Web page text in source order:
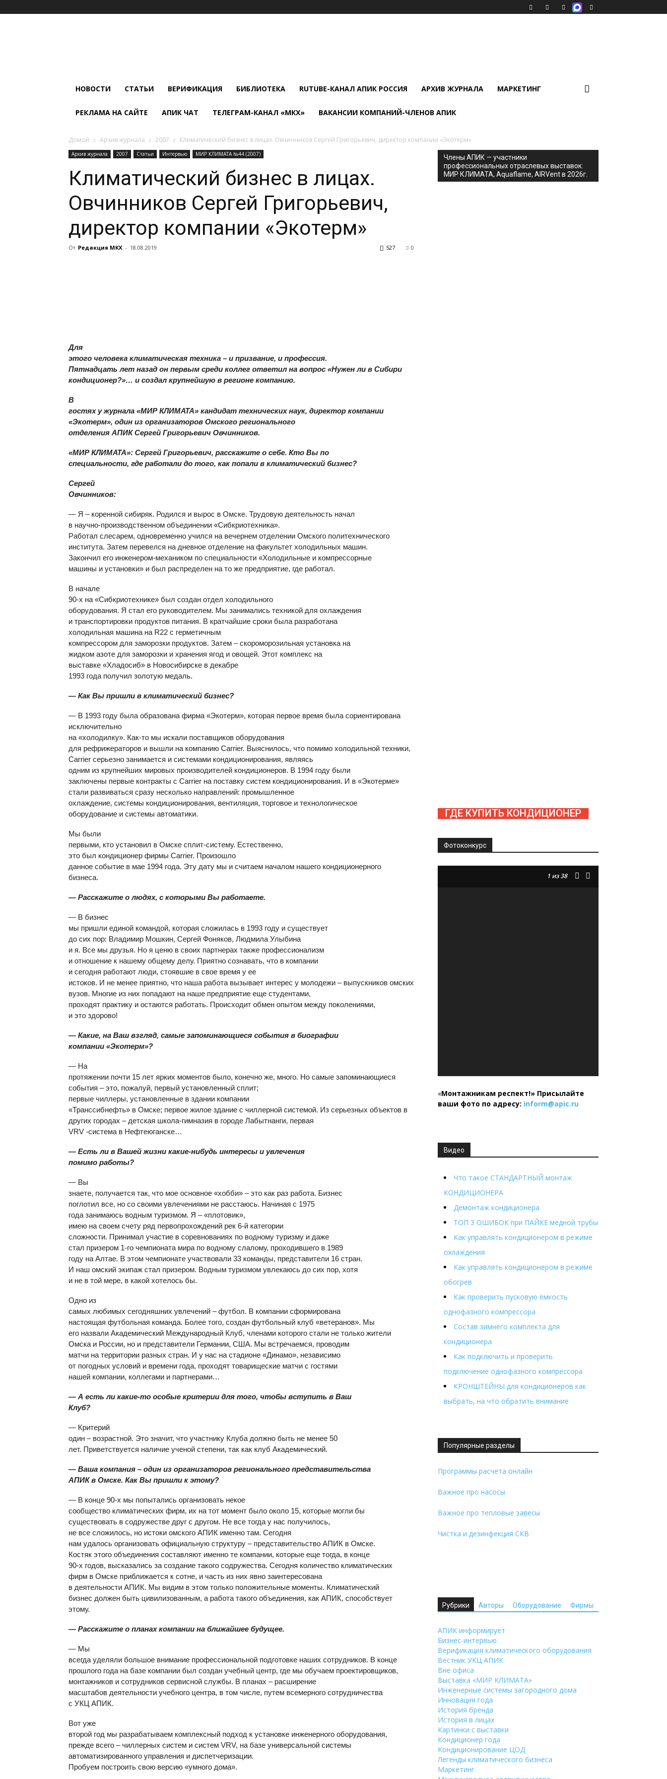
НОВОСТИ СТАТЬИ ВЕРИФИКАЦИЯ БИБЛИОТЕКА RUTUBE-КАНАЛ АПИК РОССИЯ АРХИВ ЖУРНАЛА МАРКЕТИНГ
РЕКЛАМА НА САЙТЕ АПИК ЧАТ ТЕЛЕГРАМ-КАНАЛ «МКХ» ВАКАНСИИ КОМПАНИЙ-ЧЛЕНОВ АПИК
Домой Архив журнала 2007 Климатический бизнес в лицах. Овчинников Сергей Григорьевич, директор компании «Экотерм»
Архив журнала 2007 Статьи Интервью МИР КЛИМАТА №44 (2007)
Климатический бизнес в лицах.
Овчинников Сергей Григорьевич,
директор компании «Экотерм»
От Редакция МКХ - 18.08.2019 0
527
Для
этого человека климатическая техника – и призвание, и профессия.
Пятнадцать лет назад он первым среди коллег ответил на вопрос «Нужен ли в Сибири
кондиционер?»… и создал крупнейшую в регионе компанию.
В
гостях у журнала «МИР КЛИМАТА» кандидат технических наук, директор компании
«Экотерм», один из организаторов Омского регионального
отделения АПИК Сергей Григорьевич Овчинников.
«МИР КЛИМАТА»: Сергей Григорьевич, расскажите о себе. Кто Вы по
специальности, где работали до того, как попали в климатический бизнес?
Сергей
Овчинников:
— Я – коренной сибиряк. Родился и вырос в Омске. Трудовую деятельность начал
в научно-производственном объединении «Сибкриотехника».
Работал слесарем, одновременно учился на вечернем отделении Омского политехнического
института. Затем перевелся на дневное отделение на факультет холодильных машин.
Закончил его инженером-механиком по специальности «Холодильные и компрессорные
машины и установки» и был распределен на то же предприятие, где работал.
В начале
90-х на «Сибкриотехнике» был создан отдел холодильного
оборудования. Я стал его руководителем. Мы занимались техникой для охлаждения
и транспортировки продуктов питания. В кратчайшие сроки была разработана
холодильная машина на R22 с герметичным
компрессором для заморозки продуктов. Затем – скороморозильная установка на
жидком азоте для заморозки и хранения ягод и овощей. Этот комплекс на
выставке «Хладосиб» в Новосибирске в декабре
1993 года получил золотую медаль.
— Как Вы пришли в климатический бизнес?
— В 1993 году была образована фирма «Экотерм», которая первое время была сориентирована
исключительно
на «холодилку». Как-то мы искали поставщиков оборудования
для рефрижераторов и вышли на компанию Carrier. Выяснилось, что помимо холодильной техники,
Carrier серьезно занимается и системами кондиционирования, являясь
одним из крупнейших мировых производителей кондиционеров. В 1994 году были
заключены первые контракты с Carrier на поставку систем кондиционирования. И в «Экотерме»
стали развиваться сразу несколько направлений: промышленное
охлаждение, системы кондиционирования, вентиляция, торговое и технологическое
оборудование и системы автоматики.
Мы были
первыми, кто установил в Омске сплит-систему. Естественно,
это был кондиционер фирмы Carrier. Произошло
данное событие в мае 1994 года. Эту дату мы и считаем началом нашего кондиционерного
бизнеса.
— Расскажите о людях, с которыми Вы работаете.
— В бизнес
мы пришли единой командой, которая сложилась в 1993 году и существует
до сих пор: Владимир Мошкин, Сергей Фоняков, Людмила Улыбина
и я. Все мы друзья. Но я ценю в своих партнерах также профессионализм
и отношение к нашему общему делу. Приятно сознавать, что в компании
и сегодня работают люди, стоявшие в свое время у ее
истоков. И не менее приятно, что наша работа вызывает интерес у молодежи – выпускников омских
вузов. Многие из них попадают на наше предприятие еще студентами,
проходят практику и остаются работать. Происходит обмен опытом между поколениями,
и это здорово!
— Какие, на Ваш взгляд, самые запоминающиеся события в биографии
компании «Экотерм»?
— На
протяжении почти 15 лет ярких моментов было, конечно же, много. Но самые запоминающиеся
события – это, пожалуй, первый установленный сплит;
первые чиллеры, установленные в здании компании
«Транссибнефть» в Омске; первое жилое здание с чиллерной системой. Из серьезных объектов в
других городах – детская школа-гимназия в городе Лабытнанги, первая
VRV -система в Нефтеюганске…
— Есть ли в Вашей жизни какие-нибудь интересы и увлечения
помимо работы?
— Вы
знаете, получается так, что мое основное «хобби» – это как раз работа. Бизнес
поглотил все, но со своими увлечениями не расстаюсь. Начиная с 1975
года занимаюсь водным туризмом. Я – «плотовик»,
имею на своем счету ряд первопрохождений рек 6-й категории
сложности. Принимал участие в соревнованиях по водному туризму и даже
стал призером 1-го чемпионата мира по водному слалому, проходившего в 1989
году на Алтае. В этом чемпионате участвовали 33 команды, представители 16 стран.
И наш омский экипаж стал призером. Водным туризмом увлекаюсь до сих пор, хотя
и не в той мере, в какой хотелось бы.
Одно из
самых любимых сегодняшних увлечений – футбол. В компании сформирована
настоящая футбольная команда. Более того, создан футбольный клуб «ветеранов». Мы
его назвали Академический Международный Клуб, членами которого стали не только жители
Омска и России, но и представители Германии, США. Мы встречаемся, проводим
матчи на территории разных стран. И у нас на стадионе «Динамо», независимо
от погодных условий и времени года, проходят товарищеские матчи с гостями
нашей компании, коллегами и партнерами…
— А есть ли какие-то особые критерии для того, чтобы вступить в Ваш
Клуб?
— Критерий
один – возрастной. Это значит, что участнику Клуба должно быть не менее 50
лет. Приветствуется наличие ученой степени, так как клуб Академический.
— Ваша компания – один из организаторов регионального представительства
АПИК в Омске. Как Вы пришли к этому?
— В конце 90-х мы попытались организовать некое
сообщество климатических фирм, их на тот момент было около 15, которые могли бы
существовать в содружестве друг с другом. Не все тогда у нас получилось,
не все сложилось, но истоки омского АПИК именно там. Сегодня
нам удалось организовать официальную структуру – представительство АПИК в Омске.
Костяк этого объединения составляют именно те компании, которые еще тогда, в конце
90-х годов, высказались за создание такого содружества. Сегодня количество климатических
фирм в Омске приближается к сотне, и часть из них явно заинтересована
в деятельности АПИК. Мы видим в этом только положительные моменты. Климатический
бизнес должен быть цивилизованным, а работа такого объединения, как АПИК, способствует
этому.
— Расскажите о планах компании на ближайшее будущее.
— Мы
всегда уделяли большое внимание профессиональной подготовке наших сотрудников. В конце
прошлого года на базе компании был создан учебный центр, где мы обучаем проектировщиков,
монтажников и сотрудников сервисной службы. В планах – расширение
масштабов деятельности учебного центра, в том числе, путем всемерного сотрудничества
с УКЦ АПИК.
Вот уже
второй год мы разрабатываем комплексный подход к установке инженерного оборудования,
прежде всего – чиллерных систем и систем VRV, на базе универсальной системы
автоматизированного управления и диспетчеризации.
Пробуем построить свою версию «умного дома».
Члены АПИК — участники
профессиональных отраслевых выставок:
МИР КЛИМАТА, Aquaflame, AIRVent в 2026г.
ГДЕ КУПИТЬ КОНДИЦИОНЕР
Фотоконкурс
1 из 38
«Монтажникам респект!» Присылайте
ваши фото по адресу: inform@apic.ru
Видео
Что такое СТАНДАРТНЫЙ монтаж
КОНДИЦИОНЕРА
Демонтаж кондиционера
ТОП 3 ОШИБОК при ПАЙКЕ медной трубы
Как управлять кондиционером в режиме
охлаждения
Как управлять кондиционером в режиме
обогрев
Как проверить пусковую ёмкость
однофазного компрессора
Состав зимнего комплекта для
кондиционера
Как подключить и проверить
подключение однофазного компрессора
КРОНШТЕЙНЫ для кондиционеров как
выбрать, на что обратить внимание
Популярные разделы
Программы расчета онлайн
Важное про насосы
Важное про тепловые завесы
Чистка и дезинфекция СКВ
Рубрики Авторы Оборудование Фирмы
АПИК информирует
Бизнес-интервью
Верификация климатического оборудования
Вестник УКЦ АПИК
Вне офиса
Выставка «МИР КЛИМАТА»
Инженерные системы загородного дома
Инновация года
История бренда
История в лицах
Картинки с выставки
Кондиционер года
Кондиционирование ЦОД
Легенды климатического бизнеса
Маркетинг